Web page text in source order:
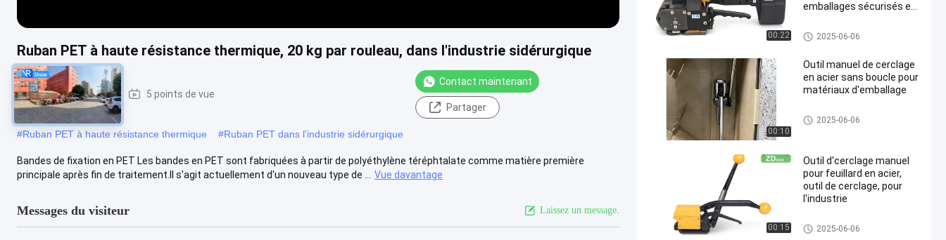
Ruban PET à haute résistance thermique, 20 kg par rouleau, dans l'industrie sidérurgique
2025-06-06 5 points de vue
Contact maintenant
Partager
#Ruban PET à haute résistance thermique #Ruban PET dans l'industrie sidérurgique
Bandes de fixation en PET Les bandes en PET sont fabriquées à partir de polyéthylène téréphtalate comme matière première
principale après fin de traitement.Il s'agit actuellement d'un nouveau type de ...
Vue davantage
Messages du visiteur Laissez un message.
00:22
emballages sécurisés et
Battery Powered Plastic Strapp
ing Tool
2025-06-06
00:10
Outil manuel de cerclage
en acier sans boucle pour
matériaux d'emballage
Combination Steel Strapping T
ool
2025-06-06
00:15
Outil d'cerclage manuel
pour feuillard en acier,
outil de cerclage, pour
l'industrie
Combination Steel Strapping T
ool
2025-06-06